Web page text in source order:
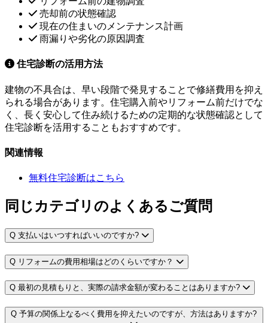
売却前の状態確認
現在の住まいのメンテナンス計画
雨漏りや劣化の原因調査
住宅診断の活用方法
建物の不具合は、早い段階で発見することで修繕費用を抑え
られる場合があります。住宅購入前やリフォーム前だけでな
く、長く安心して住み続けるための定期的な状態確認として
住宅診断を活用することもおすすめです。
関連情報
無料住宅診断はこちら
同じカテゴリのよくあるご質問
Q 支払いはいつすればいいのですか?
Q リフォームの費用相場はどのくらいですか？
Q 最初の見積もりと、実際の請求金額が変わることはありますか?
Q 予算の関係上なるべく費用を抑えたいのですが、方法はありますか?